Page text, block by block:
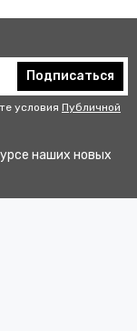
Подписаться
условия Публичной
наших новых